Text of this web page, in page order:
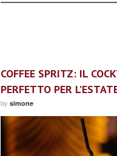
COFFEE SPRITZ: IL
PERFETTO PER
by simone